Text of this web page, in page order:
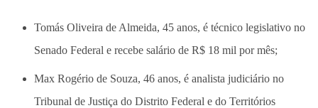
Tomás Oliveira de Almeida, 45 anos, é técnico legislativo no
Senado Federal e recebe salário de R$ 18 mil por mês;
Max Rogério de Souza, 46 anos, é analista judiciário no
Tribunal de Justiça do Distrito Federal e do Territórios